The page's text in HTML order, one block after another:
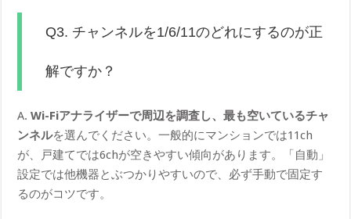
Q3. チャンネルを1/6/11のどれにするのが正
解ですか？
A.Wi-Fiアナライザーで周辺を調査し、最も空いているチャ
ンネルを選んでください。一般的にマンションでは11ch
が、戸建てでは6chが空きやすい傾向があります。「自動」
設定では他機器とぶつかりやすいので、必ず手動で固定す
るのがコツです。